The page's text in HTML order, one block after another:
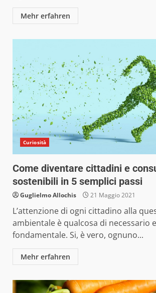
Mehr erfahren
Curiosità
Come diventare cittadini e
sostenibili in 5 semplici passi
Guglielmo Allochis 21 Maggio 2021
L’attenzione di ogni cittadino alla
ambientale è qualcosa di necessario e
fondamentale. Si, è vero, ognuno...
Mehr erfahren